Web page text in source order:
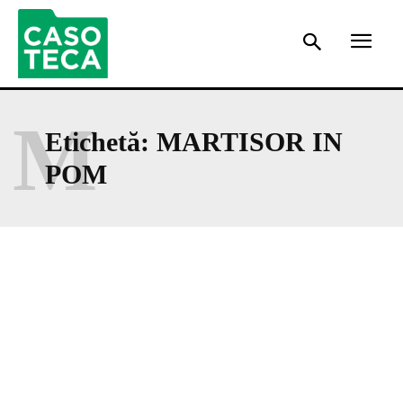
Etichetă: MARTISOR IN
POM
M